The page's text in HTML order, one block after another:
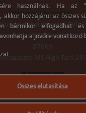
Népszerű termékek
vegyi dübel ragasztó EVI.
falazó ragasztó
MS High Tack
használnak. Ha az
akkor hozzájárul az összes
bármikor elfogadhat
a jövőre vonatkozó
Összes elutasítása